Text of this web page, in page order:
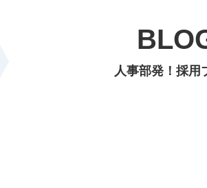
人事部発！採用